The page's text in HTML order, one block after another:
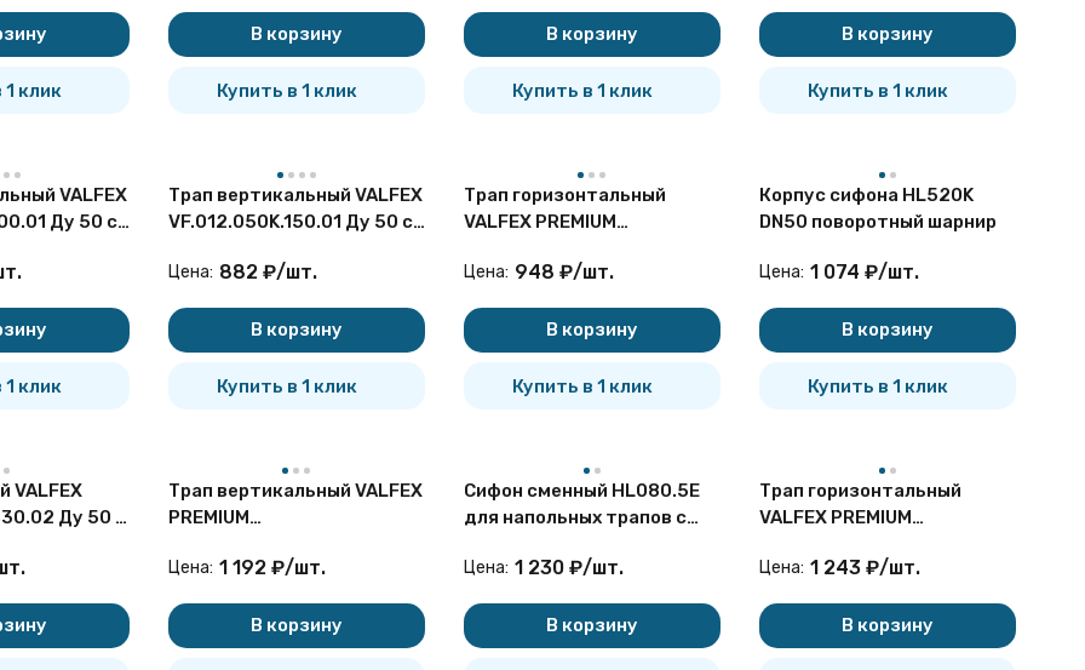
1 клик
В корзину
Купить в 1 клик
В корзину
Купить в 1 клик
В корзину
Купить в 1 клик
VALFEX
Ду 50 с
1 клик
Трап вертикальный VALFEX
VF.012.050K.150.01 Ду 50 с
нерж.стали
Цена: 882 ₽/шт.
В корзину
Купить в 1 клик
Трап горизонтальный
VALFEX PREMIUM
Ду 50 комбинированный
Цена: 948 ₽/шт.
В корзину
Купить в 1 клик
Корпус сифона HL520K
DN50 поворотный шарнир
Цена: 1 074 ₽/шт.
В корзину
Купить в 1 клик
VALFEX
Ду 50 с
Трап вертикальный VALFEX
PREMIUM
40 из нерж.стали
Цена: 1 192 ₽/шт.
В корзину
Сифон сменный HL080.5E
для напольных трапов с
HL80/HL81
Цена: 1 230 ₽/шт.
В корзину
Трап горизонтальный
VALFEX PREMIUM
Ду 50 комбинированный
Цена: 1 243 ₽/шт.
В корзину